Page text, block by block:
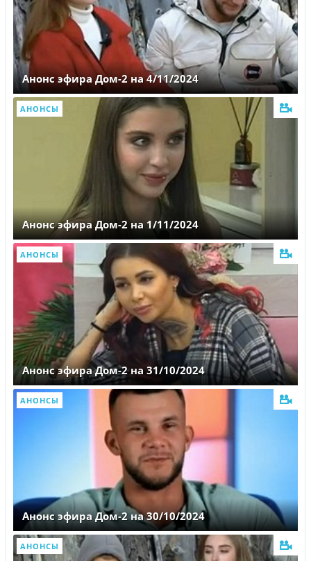
Анонс эфира Дом-2 на 4/11/2024
АНОНСЫ
Анонс эфира Дом-2 на 1/11/2024
АНОНСЫ
Анонс эфира Дом-2 на 31/10/2024
АНОНСЫ
Анонс эфира Дом-2 на 30/10/2024
АНОНСЫ